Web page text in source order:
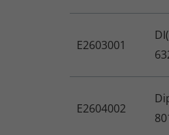
E2603001
E2604002